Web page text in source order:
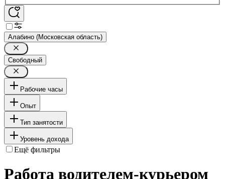
Алабино (Московская область)
Свободный
Рабочие часы
Опыт
Тип занятости
Уровень дохода
Ещё фильтры
Работа водителем-курьером